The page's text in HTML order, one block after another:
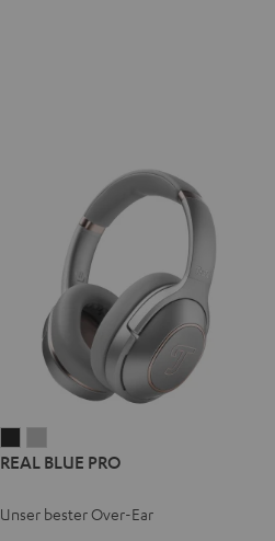
BLUE
Night
BLUE
Titanium
REAL BLUE PRO
Unser bester Over-Ear